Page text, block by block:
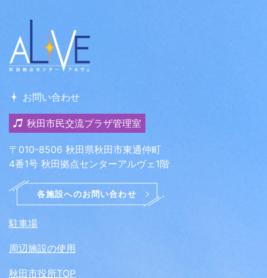
お問い合わせ
秋田市民交流プラザ管理室
〒010-8506 秋田県秋田市東通仲町
4番1号 秋田拠点センターアルヴェ1階
駐車場
周辺施設の使用
秋田市役所TOP